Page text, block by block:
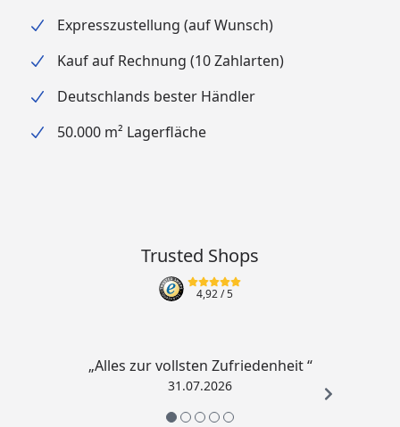
Expresszustellung (auf Wunsch)
Kauf auf Rechnung (10 Zahlarten)
Deutschlands bester Händler
50.000 m² Lagerfläche
Trusted Shops
4,92/ 5
„Alles zur vollsten Zufriedenheit “
31.07.2026